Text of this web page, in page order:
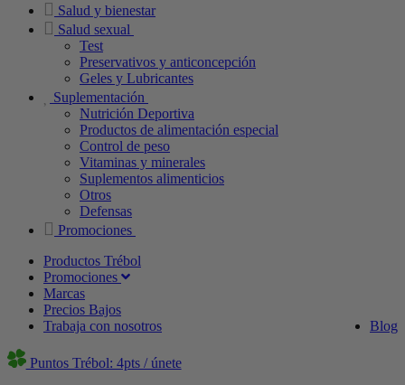
Salud y bienestar
Salud sexual
Test
Preservativos y anticoncepción
Geles y Lubricantes
Suplementación
Nutrición Deportiva
Productos de alimentación especial
Control de peso
Vitaminas y minerales
Suplementos alimenticios
Otros
Defensas
Promociones
Productos Trébol
Promociones
Marcas
Precios Bajos
Blog
Trabaja con nosotros
Puntos Trébol: 4pts / únete